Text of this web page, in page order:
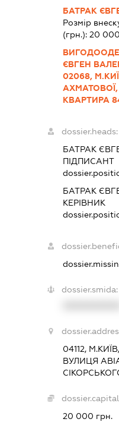
БАТРАК
Розмір
(грн.):20 000
ЄВГЕН
02068,
КВАРТИРА
dossier.heads:
БАТРАК
ПІДПИСАНТ
БАТРАК
КЕРІВНИК
dossier.smida:
04112,
ВУЛИЦЯ
20 000 грн.